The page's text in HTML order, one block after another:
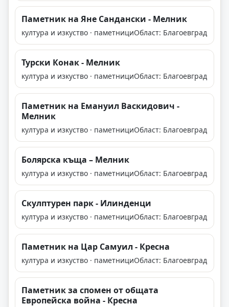
Паметник на Яне Сандански - Мелник
култура и изкуство · паметнициОбласт: Благоевград
Турски Конак - Мелник
култура и изкуство · паметнициОбласт: Благоевград
Паметник на Емануил Васкидович -
Мелник
култура и изкуство · паметнициОбласт: Благоевград
Болярска къща – Мелник
култура и изкуство · паметнициОбласт: Благоевград
Скулптурен парк - Илинденци
култура и изкуство · паметнициОбласт: Благоевград
Паметник на Цар Самуил - Кресна
култура и изкуство · паметнициОбласт: Благоевград
Паметник за спомен от общата
Европейска война - Кресна